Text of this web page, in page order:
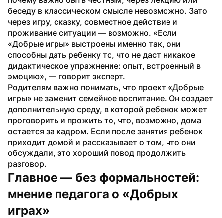
беседу в классическом смысле невозможно. Зато
через игру, сказку, совместное действие и
проживание ситуации — возможно. «Если
«Добрые игры» выстроены именно так, они
способны дать ребенку то, что не даст никакое
дидактическое упражнение: опыт, встроенный в
эмоцию», — говорит эксперт.
Родителям важно понимать, что проект «Добрые
игры» не заменит семейное воспитание. Он создает
дополнительную среду, в которой ребенок может
проговорить и прожить то, что, возможно, дома
остается за кадром. Если после занятия ребенок
приходит домой и рассказывает о том, что они
обсуждали, это хороший повод продолжить
разговор.
Главное — без формальностей:
мнение педагога о «Добрых
играх»